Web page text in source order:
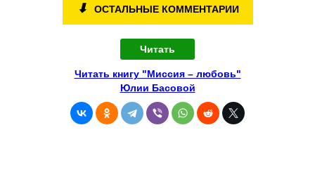
⬇ ОСТАЛЬНЫЕ КОММЕНТАРИИ
Читать
Читать книгу "Миссия – любовь"
Юлии Басовой